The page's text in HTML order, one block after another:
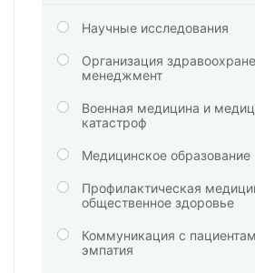
Научные исследования
Организация
менеджмент
Военная медицина и
катастроф
Медицинское образование
Профилактическая
общественное здоровье
Коммуникация с
эмпатия